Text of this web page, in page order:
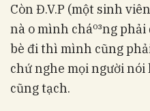
Còn Đ.V.P (một sinh
nà o mình cháº³ng
bè đi thì mình cũng
chứ nghe mọi người
cũng tạch.